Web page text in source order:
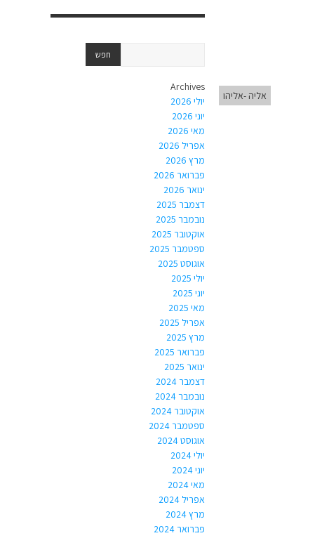
אליה -אליהו
Archives
יולי 2026
יוני 2026
מאי 2026
אפריל 2026
מרץ 2026
פברואר 2026
ינואר 2026
דצמבר 2025
נובמבר 2025
אוקטובר 2025
ספטמבר 2025
אוגוסט 2025
יולי 2025
יוני 2025
מאי 2025
אפריל 2025
מרץ 2025
פברואר 2025
ינואר 2025
דצמבר 2024
נובמבר 2024
אוקטובר 2024
ספטמבר 2024
אוגוסט 2024
יולי 2024
יוני 2024
מאי 2024
אפריל 2024
מרץ 2024
פברואר 2024